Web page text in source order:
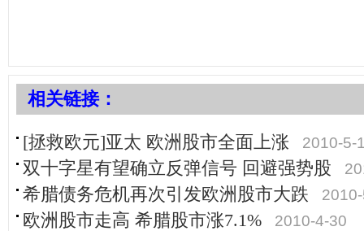
相关链接：
[拯救欧元]亚太 欧洲股市全面上涨 2010-5-
双十字星有望确立反弹信号 回避强势股
希腊债务危机再次引发欧洲股市大跌
欧洲股市走高 希腊股市涨7.1% 2010-4-30